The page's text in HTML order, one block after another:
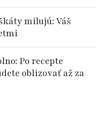
milujú: Váš
Po recepte
oblizovať až za